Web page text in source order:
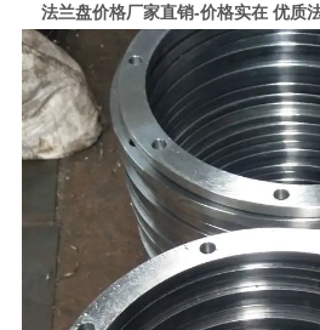
法兰盘价格厂家直销-价格实在 优质